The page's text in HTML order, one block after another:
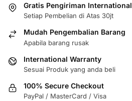
Gratis Pengiriman International
Setiap Pembelian di Atas 30jt
Mudah Pengembalian Barang
Apabila barang rusak
International Warranty
Sesuai Produk yang anda beli
100% Secure Checkout
PayPal / MasterCard / Visa